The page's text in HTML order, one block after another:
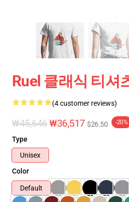
Ruel 클래식 티셔
(4 customer reviews)
₩45,646₩36,517 $26.50 -20%
Type
Unisex
Color
Default